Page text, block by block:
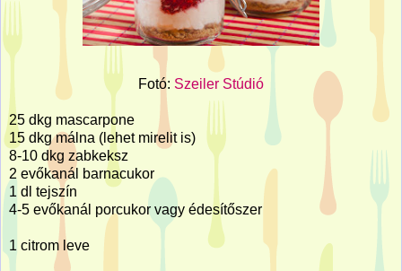
Fotó: Szeiler Stúdió
25 dkg mascarpone
15 dkg málna (lehet mirelit is)
8-10 dkg zabkeksz
2 evőkanál barnacukor
1 dl tejszín
4-5 evőkanál porcukor vagy édesítőszer
1 citrom leve